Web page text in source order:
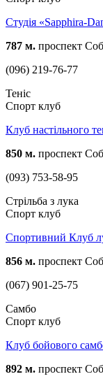
Студія «Sapphira-
787 м. проспект
(096) 219-76-77
Теніс
Спорт клуб
Клуб настільного
850 м. проспект
(093) 753-58-95
Стрільба з лука
Спорт клуб
Спортивний Клуб
856 м. проспект
(067) 901-25-75
Самбо
Спорт клуб
Клуб бойового
892 м. проспект